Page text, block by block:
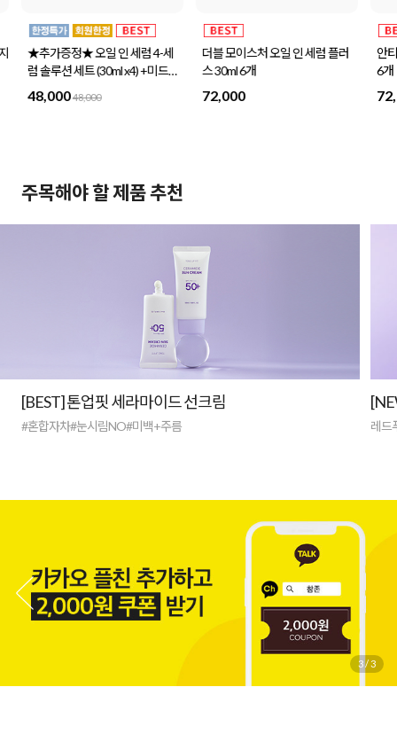
더블 모이스처 오일 인 세럼 플러
스 30ml 6개
72,000
안티 링클 핑크 오일 인 세럼 30ml
6개
72,000
미
센
주목해야 할 제품 추천
[BEST] 톤업핏 세라마이드 선크림
#혼합자차#눈시림NO#미백+주름 레드
3/3